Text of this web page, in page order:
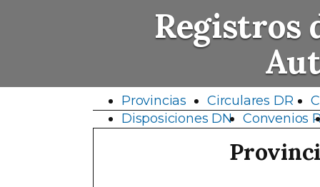
Registros
Provincias Circulares DR
Disposiciones DN
Convenios